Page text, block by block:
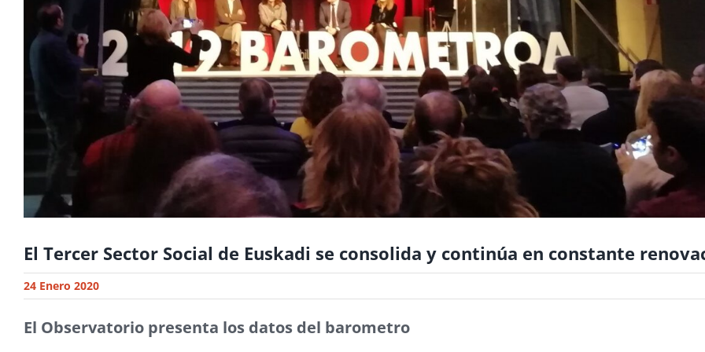
El Tercer Sector Social de Euskadi se consolida y continúa en constante
24 Enero 2020
El Observatorio presenta los datos del barometro